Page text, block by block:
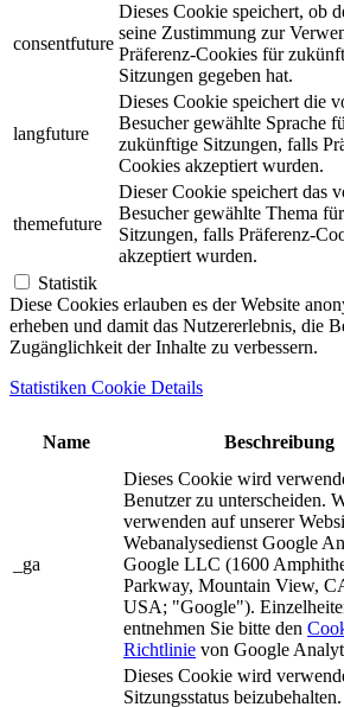
consentfuture
Dieses Cookie speichert, ob
seine Zustimmung zur
Präferenz-Cookies für
Sitzungen gegeben hat.
langfuture
Dieses Cookie speichert die
Besucher gewählte Sprache
zukünftige Sitzungen, falls
Cookies akzeptiert wurden.
themefuture
Dieser Cookie speichert das
Besucher gewählte Thema
Sitzungen, falls Präferenz-
akzeptiert wurden.
Statistik
Diese Cookies erlauben es der Website
erheben und damit das Nutzererlebnis, die
Zugänglichkeit der Inhalte zu verbessern.
Statistiken Cookie Details
Name Beschreibung
_ga
Dieses Cookie wird
Benutzer zu unterscheiden.
verwenden auf unserer
Webanalysedienst Google
Google LLC (1600
Parkway, Mountain View,
USA; "Google").
entnehmen Sie bitte den
Richtlinie von Google
Dieses Cookie wird
Sitzungsstatus